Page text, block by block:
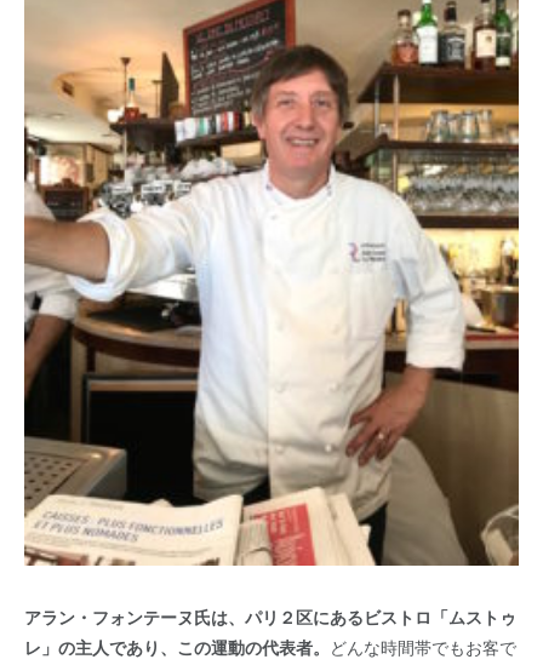
アラン・フォンテーヌ氏は、パリ２区にあるビストロ「ムストゥ
レ」の主人であり、この運動の代表者。 どんな時間帯でもお客で